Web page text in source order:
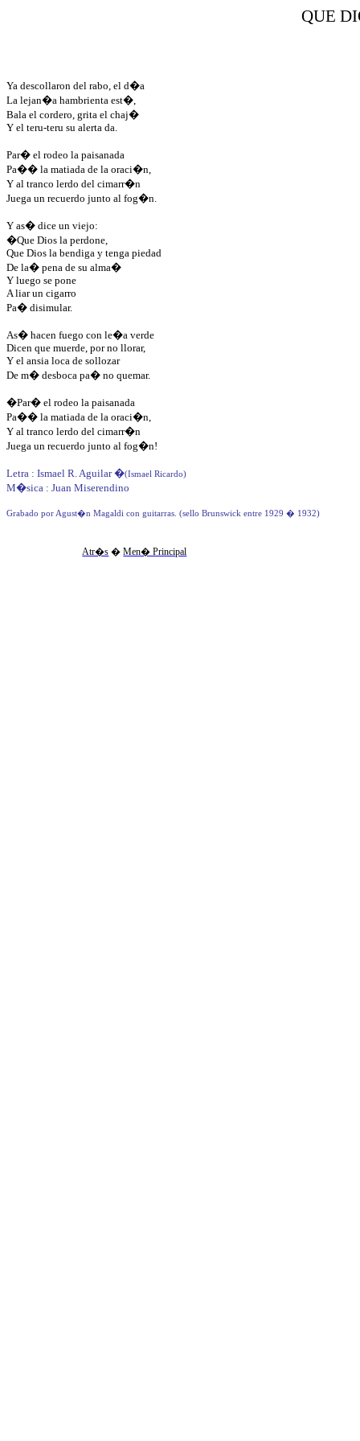
QUE
Ya descollaron del rabo, el d�a
La lejan�a hambrienta est�,
Bala el cordero, grita el chaj�
Y el teru-teru su alerta da.
Par� el rodeo la paisanada
Pa�� la matiada de la oraci�n,
Y al tranco lerdo del cimarr�n
Juega un recuerdo junto al fog�n.
Y as� dice un viejo:
�Que Dios la perdone,
Que Dios la bendiga y tenga piedad
De la� pena de su alma�
Y luego se pone
A liar un cigarro
Pa� disimular.
As� hacen fuego con le�a verde
Dicen que muerde, por no llorar,
Y el ansia loca de sollozar
De m� desboca pa� no quemar.
�Par� el rodeo la paisanada
Pa�� la matiada de la oraci�n,
Y al tranco lerdo del cimarr�n
Juega un recuerdo junto al fog�n!
Letra : Ismael R. Aguilar�(Ismael Ricardo)
M�sica : Juan Miserendino
Grabado por Agust�n Magaldi con guitarras. (sello Brunswick entre 1929 � 1932)
Atr�s �Men� Principal